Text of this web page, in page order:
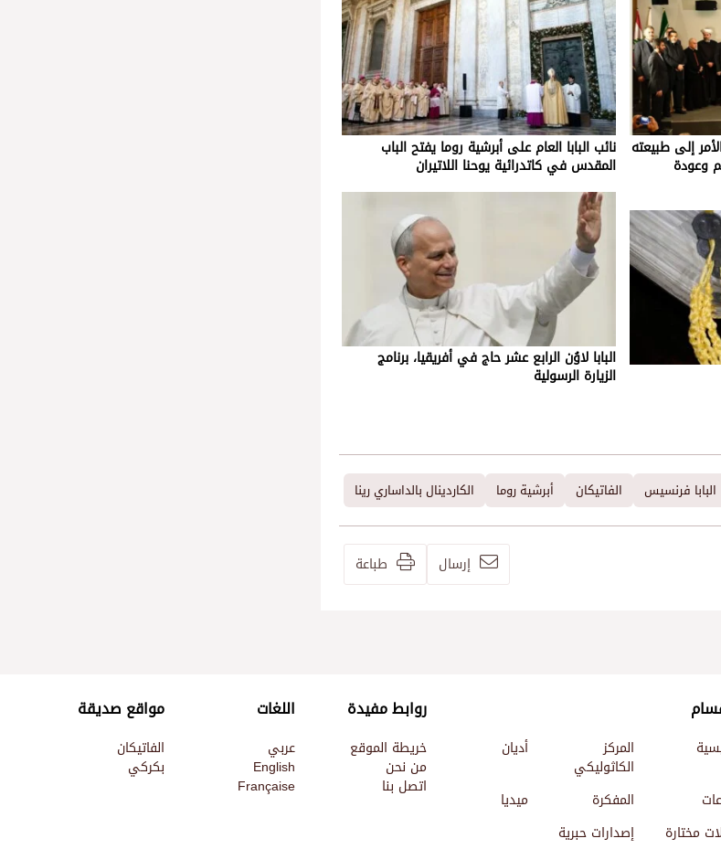
إلى طبيعته
وعودة
نائب البابا العام على أبرشية روما يفتح الباب
المقدس في كاتدرائية يوحنا اللاتيران
البابا لاوُن الرابع عشر حاج في أفريقيا، برنامج
الزيارة الرسولية
البابا فرنسيس الفاتيكان أبرشية روما الكاردينال بالداساري رينا
إرسال طباعة
المركز
الكاثوليكي
أديان
المفكرة
ميديا
مختارة
إصدارات حبرية
روابط مفيدة
خريطة الموقع
من نحن
اتصل بنا
اللغات
عربي
English
Française
مواقع صديقة
الفاتيكان
بكركي